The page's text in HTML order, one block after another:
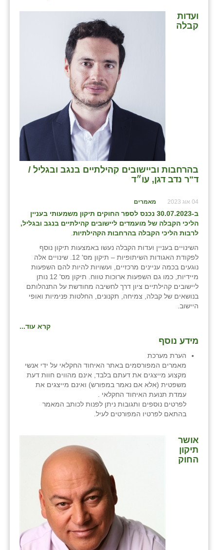
ועדות
קבלה
בהרחבות וביישובים קהילתיים בנגב ובגליל /
ד"ר נדב דגן, עו״ד
04 אוג 2023 מאמרים
ב-30.07.2023 נכנס לספר החוקים תיקון משמעותי בעניין
הליכי הקבלה של מועמדים ליישובים קהילתיים בנגב ובגליל,
לרבות הליכי הקבלה בהרחבות הקהילתיות
השינויים בעניין ועדות הקבלה נעשו באמצעות תיקון נוסף
לפקודת האגודות השיתופיות – תיקון מס' 12. שינויים אלה
נוגעים בכמה עניינים מרכזיים, ועשויות להיות להם השפעות
מיידיות, כמו גם השפעות ארוכות טווח. תיקון מס' 12 נותן
ליישובים קהילתיים ציון דרך לחשיבה מחודשת על התנהלותם
בנושאים של קבלה, צמיחה, תקנונים, החלטות פנימיות ואופי
היישוב.
קרא עוד...
מידע נוסף
הערת מערכת
מאמרים המפורסמים באתר האיחוד החקלאי על ידי אנשי
מקצוע מייצגים את דעתם בלבד, אינם מהווים חוות דעת
משפטית (אלא אם נאמר במפורש) ואינם מייצגים את
עמדת תנועת האיחוד החקלאי .
לפרטים נוספים ותגובות ניתן לפנות לכותב המאמר
בהתאם לפרטיו המפורטים לעיל.
אושר
תיקון
החוק
בוסתן הגליל